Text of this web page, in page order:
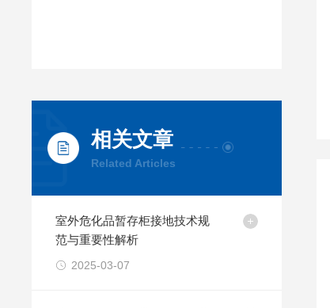
相关文章
Related Articles
室外危化品暂存柜接地技术规
范与重要性解析
2025-03-07